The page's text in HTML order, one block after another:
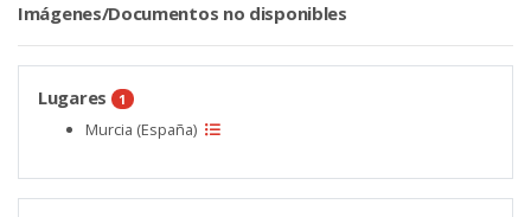
Imágenes/Documentos no disponibles
Lugares 1
Murcia (España)